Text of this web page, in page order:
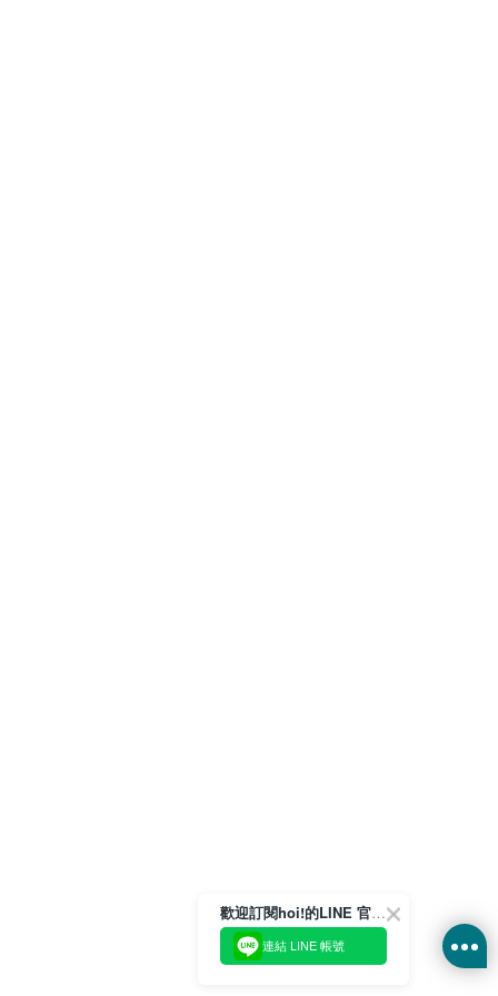
歡迎訂閱hoi!的LINE 官方帳號
連結 LINE 帳號